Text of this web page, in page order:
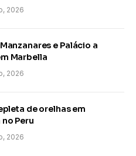
2026
e Palácio a
Marbella
2026
de orelhas em
Peru
2026